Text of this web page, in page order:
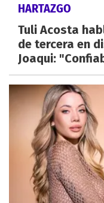
HARTAZGO
Tuli Acosta
de tercera en
Joaqui: